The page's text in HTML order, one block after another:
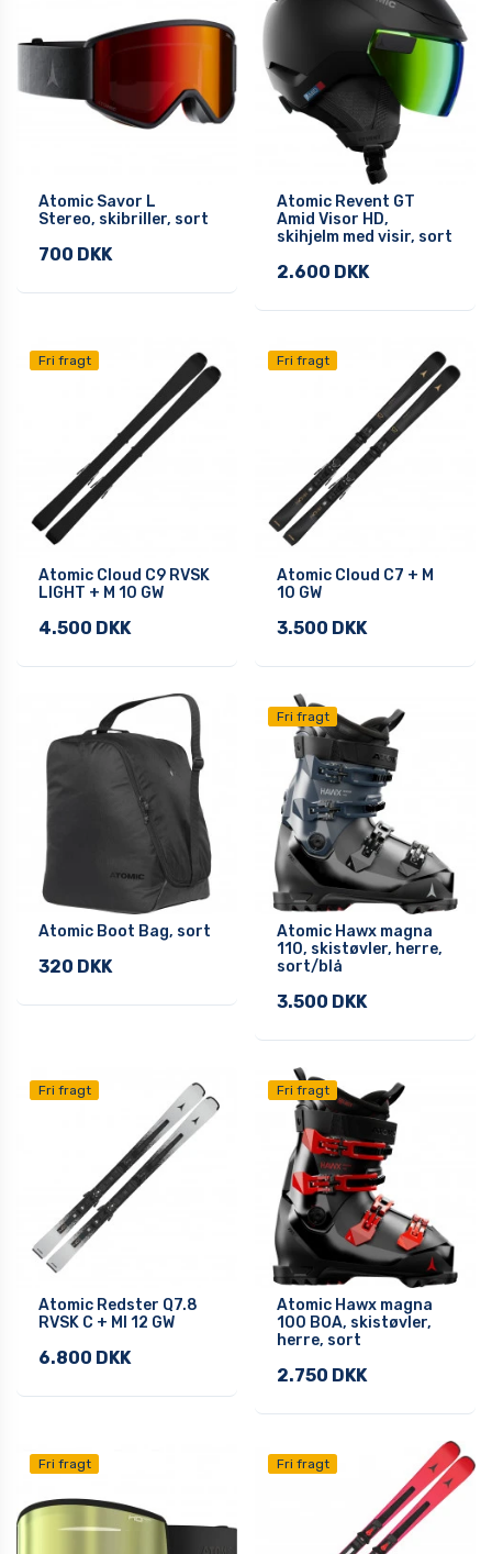
Atomic Savor L
Stereo, skibriller, sort
700 DKK
Atomic Revent GT
Amid Visor HD,
skihjelm med visir, sort
2.600 DKK
Fri fragt
Atomic Cloud C9 RVSK
LIGHT + M 10 GW
4.500 DKK
Fri fragt
Atomic Cloud C7 + M
10 GW
3.500 DKK
Atomic Boot Bag, sort
320 DKK
Fri fragt
Atomic Hawx magna
110, skistøvler, herre,
sort/blå
3.500 DKK
Fri fragt
Atomic Redster Q7.8
RVSK C + MI 12 GW
6.800 DKK
Fri fragt
Atomic Hawx magna
100 BOA, skistøvler,
herre, sort
2.750 DKK
Fri fragt Fri fragt